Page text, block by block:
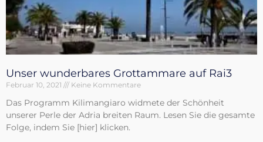
Unser wunderbares Grottammare auf Rai3
Februar 10, 2021 Keine Kommentare
Das Programm Kilimangiaro widmete der Schönheit
unserer Perle der Adria breiten Raum. Lesen Sie die gesamte
Folge, indem Sie [hier] klicken.